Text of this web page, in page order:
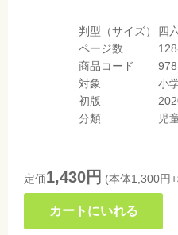
判型（サイズ）
四
ページ数
商品コード
対象
小
初版
分類
児
定価1,430円 (本体1,300円
カートにいれる